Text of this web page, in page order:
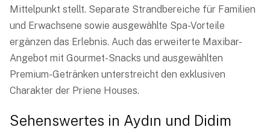
Mittelpunkt stellt. Separate Strandbereiche für Familien
und Erwachsene sowie ausgewählte Spa-Vorteile
ergänzen das Erlebnis. Auch das erweiterte Maxibar-
Angebot mit Gourmet-Snacks und ausgewählten
Premium-Getränken unterstreicht den exklusiven
Charakter der Priene Houses.
Sehenswertes in Aydın und Didim